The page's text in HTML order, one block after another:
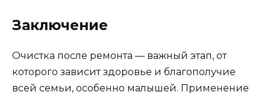
Заключение
Очистка после ремонта — важный этап, от
которого зависит здоровье и благополучие
всей семьи, особенно малышей. Применение